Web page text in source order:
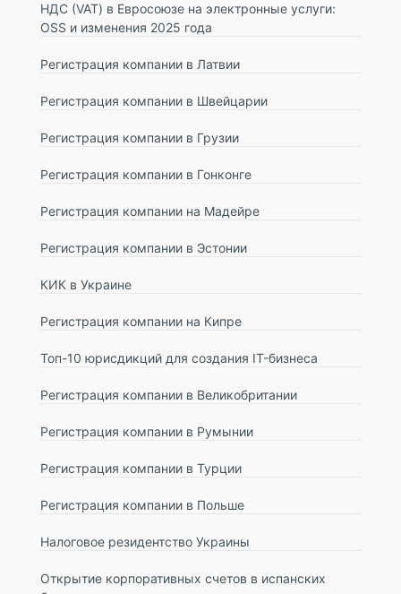
НДС (VAT) в Евросоюзе на электронные услуги:
OSS и изменения 2025 года
Регистрация компании в Латвии
Регистрация компании в Швейцарии
Регистрация компании в Грузии
Регистрация компании в Гонконге
Регистрация компании на Мадейре
Регистрация компании в Эстонии
КИК в Украине
Регистрация компании на Кипре
Топ-10 юрисдикций для создания IT-бизнеса
Регистрация компании в Великобритании
Регистрация компании в Румынии
Регистрация компании в Турции
Регистрация компании в Польше
Налоговое резидентство Украины
Открытие корпоративных счетов в испанских